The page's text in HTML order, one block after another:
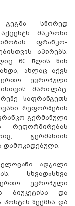
სწორედ
მაკრონი
ფრანკო-
აპირებს.
60 წლის წინ
ახლაც აქვს
ევროპული
მართლაც,
საფრანგეთს
რეფორმების
გერმანული
რეფორმირებას
გერმანიის
დამოკიდებული.
ადგილი
სხვადასხვა
ევროპული
ბიუჯეტისა და
პოსტის შექმნა და